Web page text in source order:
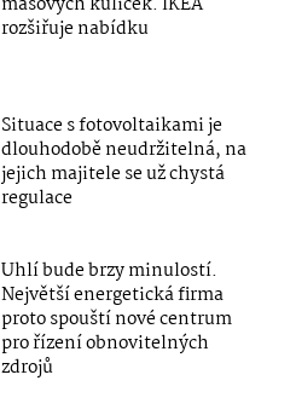
rozšiřuje nabídku
Situace s fotovoltaikami je
dlouhodobě neudržitelná, na
jejich majitele se už chystá
regulace
Uhlí bude brzy minulostí.
Největší energetická firma
proto spouští nové centrum
pro řízení obnovitelných
zdrojů